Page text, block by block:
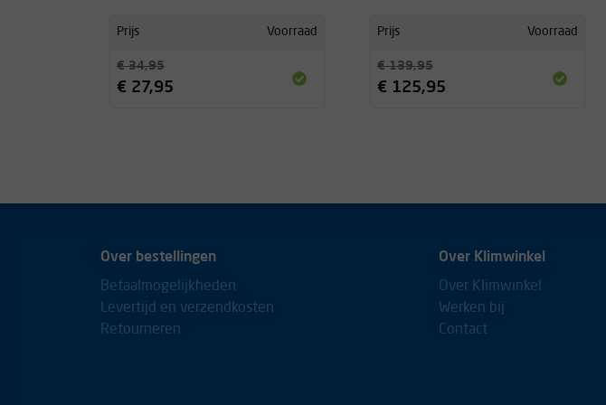
Wouter
Super fijn magnesium in poedervorm, zonder toevoegingen. Moon Dust heeft
geen grove brokkelige structuur zoals in het eerste deel van de
Prijs Voorraad
€ 34,95
€ 27,95
Prijs Voorraad
€ 139,95
€ 125,95
Over bestellingen
Betaalmogelijkheden
Levertijd en verzendkosten
Retourneren
Over Klimwinkel
Over Klimwinkel
Werken bij
Contact